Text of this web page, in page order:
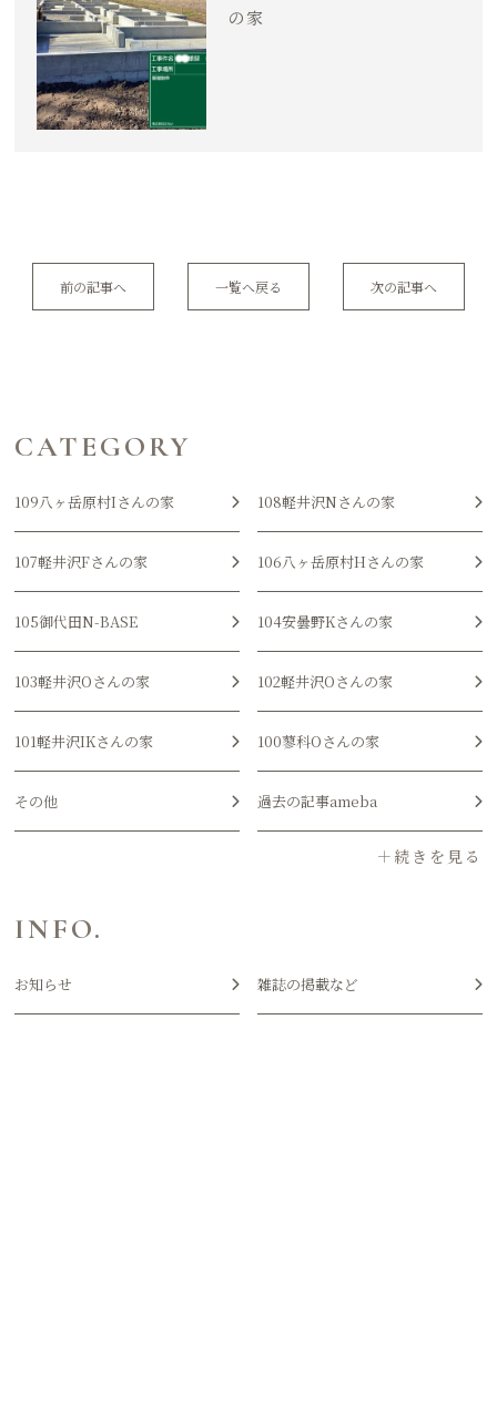
の家
前の記事へ 一覧へ戻る 次の記事へ
CATEGORY
109八ヶ岳原村Iさんの家 108軽井沢Nさんの家
107軽井沢Fさんの家 106八ヶ岳原村Hさんの家
105御代田N-BASE 104安曇野Kさんの家
103軽井沢Oさんの家 102軽井沢Oさんの家
101軽井沢IKさんの家 100蓼科Oさんの家
その他 過去の記事ameba
INFO.
お知らせ 雑誌の掲載など